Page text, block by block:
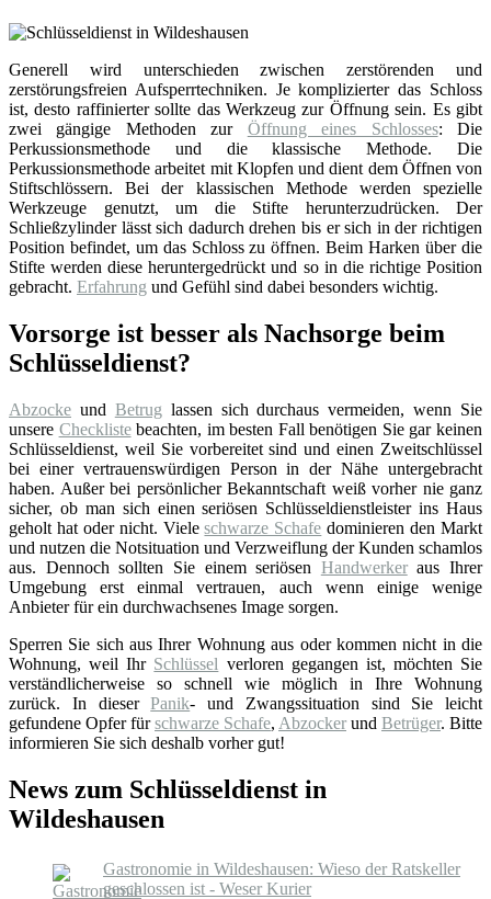
Generell wird unterschieden zwischen zerstörenden und
zerstörungsfreien Aufsperrtechniken. Je komplizierter das Schloss
ist, desto raffinierter sollte das Werkzeug zur Öffnung sein. Es gibt
zwei gängige Methoden zur Öffnung eines Schlosses: Die
Perkussionsmethode und die klassische Methode. Die
Perkussionsmethode arbeitet mit Klopfen und dient dem Öffnen von
Stiftschlössern. Bei der klassischen Methode werden spezielle
Werkzeuge genutzt, um die Stifte herunterzudrücken. Der
Schließzylinder lässt sich dadurch drehen bis er sich in der richtigen
Position befindet, um das Schloss zu öffnen. Beim Harken über die
Stifte werden diese heruntergedrückt und so in die richtige Position
gebracht. Erfahrung und Gefühl sind dabei besonders wichtig.
Vorsorge ist besser als Nachsorge beim
Schlüsseldienst?
Abzocke und Betrug lassen sich durchaus vermeiden, wenn Sie
unsere Checklistebeachten, im besten Fall benötigen Sie gar keinen
Schlüsseldienst, weil Sie vorbereitet sind und einen Zweitschlüssel
bei einer vertrauenswürdigen Person in der Nähe untergebracht
haben. Außer bei persönlicher Bekanntschaft weiß vorher nie ganz
sicher, ob man sich einen seriösen Schlüsseldienstleister ins Haus
geholt hat oder nicht. Vieleschwarze Schafe dominieren den Markt
und nutzen die Notsituation und Verzweiflung der Kunden schamlos
aus. Dennoch sollten Sie einem seriösen Handwerkeraus Ihrer
Umgebung erst einmal vertrauen, auch wenn einige wenige
Anbieter für ein durchwachsenes Image sorgen.
Sperren Sie sich aus Ihrer Wohnung aus oder kommen nicht in die
Wohnung, weil Ihr Schlüssel verloren gegangen ist, möchten Sie
verständlicherweise so schnell wie möglich in Ihre Wohnung
zurück. In dieserPanik- und Zwangssituation sind Sie leicht
gefundene Opfer fürschwarze Schafe, Abzocker und Betrüger. Bitte
informieren Sie sich deshalb vorher gut!
News zum Schlüsseldienst in
Wildeshausen
Gastronomie in Wildeshausen: Wieso der Ratskeller
geschlossen ist - Weser Kurier